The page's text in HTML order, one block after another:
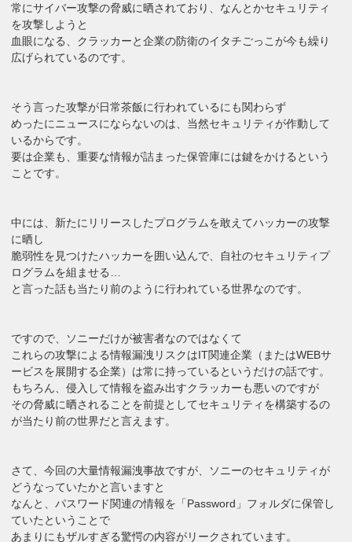
常にサイバー攻撃の脅威に晒されており、なんとかセキュリティ
を攻撃しようと
血眼になる、クラッカーと企業の防衛のイタチごっこが今も繰り
広げられているのです。
そう言った攻撃が日常茶飯に行われているにも関わらず
めったにニュースにならないのは、当然セキュリティが作動して
いるからです。
要は企業も、重要な情報が詰まった保管庫には鍵をかけるという
ことです。
中には、新たにリリースしたプログラムを敢えてハッカーの攻撃
に晒し
脆弱性を見つけたハッカーを囲い込んで、自社のセキュリティプ
ログラムを組ませる…
と言った話も当たり前のように行われている世界なのです。
ですので、ソニーだけが被害者なのではなくて
これらの攻撃による情報漏洩リスクはIT関連企業（またはWEBサ
ービスを展開する企業）は常に持っているというだけの話です。
もちろん、侵入して情報を盗み出すクラッカーも悪いのですが
その脅威に晒されることを前提としてセキュリティを構築するの
が当たり前の世界だと言えます。
さて、今回の大量情報漏洩事故ですが、ソニーのセキュリティが
どうなっていたかと言いますと
なんと、パスワード関連の情報を「Password」フォルダに保管し
ていたということで
あまりにもザルすぎる驚愕の内容がリークされています。